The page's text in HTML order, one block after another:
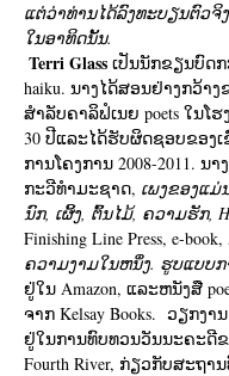
ແຕ່ວ່າທ່ານໄດ້ລົງທະບຽນຕົວຈິ
ໃນອາທິດນັ້ນ.
Terri Glass ເປັນນັກຂຽນບົດກ
haiku. ນາງໄດ້ສອນຢ່າງກວ້າງ
ສໍາລັບຄາລິຟໍເນຍ poets ໃນໂ
30 ປີແລະໄດ້ຮັບຜິດຊອບຂອງເ
ການໂຄງການ 2008-2011. ນ
ກະວີທໍາມະຊາດ, ເພງຂອງແມ່
ນົກ, ເຜິ້ງ, ຕົ້ນໄມ້, ຄວາມຮັກ,
Finishing Line Press, e-book,
ຄວາມງາມໃນຫນຶ່ງ. ຮູບແບບ
ຢູ່ໃນ Amazon, ແລະຫນັງສື
ຈາກ Kelsay Books.  ວຽກງ
ຢູ່ໃນການທົບທວນວັນນະຄະດີຂອ
Fourth River, ກ່ຽວກັບສະຖານ